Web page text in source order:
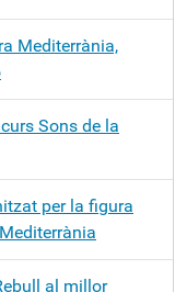
Mediterrània,
Sons de la
per la figura
al millor